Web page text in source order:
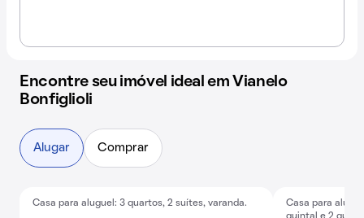
Encontre seu imóvel ideal em Vianelo
Bonfiglioli
Baixou o preço
Casa para aluguel: 3 quartos, 2 suítes, varanda.
Exclusivo
Casa para
quintal e 2
Alugar Comprar